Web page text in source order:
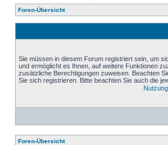
Foren-Übersicht
Sie müssen in diesem Forum registriert sein, um
und ermöglicht es Ihnen, auf weitere Funktionen
zusätzliche Berechtigungen zuweisen. Beachten
Sie sich registrieren. Bitte beachten Sie auch die
Foren-Übersicht